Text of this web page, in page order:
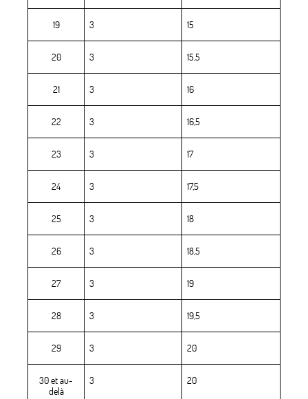
19 3 15
20 3 15,5
21 3 16
22 3 16,5
23 3 17
24 3 17,5
25 3 18
26 3 18,5
27 3 19
28 3 19,5
29 3 20
30 et au-
delà
3 20